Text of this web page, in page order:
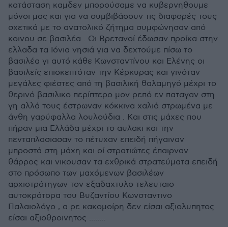
κατάσταση καμδεν μπορούσαμε να κυβερνηθουμε
μόνοι μας και για να συμβιβάσουν τις διαφορές τους
σχετικά με το ανατολικό ζήτημα συμφώνησαν από
κοινου σε βασιλέα . Οι Βρετανοί έδωσαν προίκα στην
ελλαδα τα Ιόνια νησιά για να δεχτούμε πίσω το
βασιλέα γι αυτό κάθε Κωνσταντίνου και Ελένης οι
βασιλείς επισκεπτόταν την Κέρκυρας και γινόταν
μεγάλες φιέστες από τη βασιλική θαλαμηγό μέχρι το
θερινό βασιλικο περίπτερο μον ρεπό εν παταγαν στη
γη αλλά τους έστρωναν κόκκινα χαλιά στρωμένα με
άνθη γαρύφαλλα λουλούδια . Και στις μάχες που
πήραν μια Ελλάδα μέχρι το αυλακι και την
πενταπλασιασαν το πέτυχαν επειδή πήγαιναν
μπροστά στη μάχη και οί στρατιώτες έπαιρναν
θάρρος και νικουσαν τα εχθρικά στρατεύματα επειδή
στο πρόσωπο των μαχόμενων βασιλέων
αρχιστράτηγων τον εξαδαχτυλο τελευταιο
αυτοκράτορα του Βυζαντίου Κωνσταντινο
Παλαιολόγο , α ρε κακομοίρη δεν είσαι αξιολυπητος
είσαι αξιοθροινητος ........